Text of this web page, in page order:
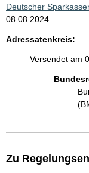
Deutscher
08.08.2024
Adressatenkreis:
Versendet am
Zu